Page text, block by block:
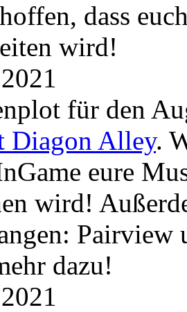
dass
wird!
für den
Diagon Alley.
eure
wird!
dazu!